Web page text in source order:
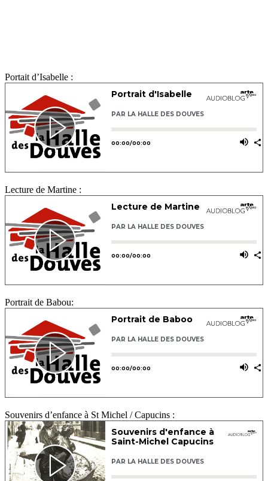
Portait d’Isabelle :
Lecture de Martine :
Portrait de Babou:
Souvenirs d’enfance à St Michel / Capucins :